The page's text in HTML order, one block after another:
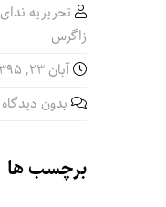
تحریریه ندای
زاگرس
آبان ۲۳, ۱۳۹۵
بدون دیدگاه
برچسب ها